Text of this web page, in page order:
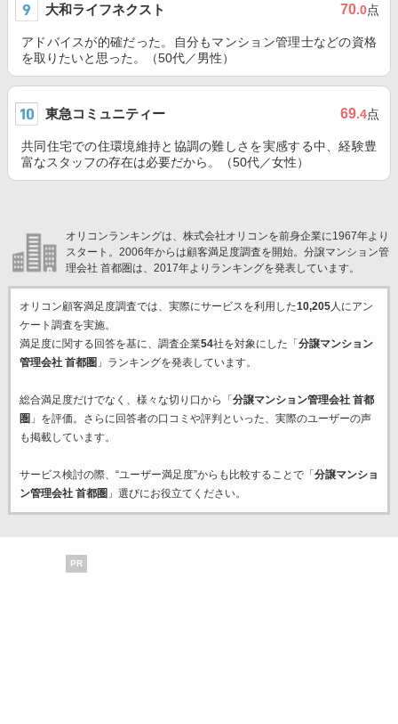
大和ライフネクスト 70.0点
アドバイスが的確だった。自分もマンション管理士などの資格
を取りたいと思った。（50代／男性）
東急コミュニティー 69.4点
共同住宅での住環境維持と協調の難しさを実感する中、経験豊
富なスタッフの存在は必要だから。（50代／女性）
オリコンランキングは、株式会社オリコンを前身企業に1967年より
スタート。2006年からは顧客満足度調査を開始。分譲マンション管
理会社 首都圏は、2017年よりランキングを発表しています。
オリコン顧客満足度調査では、実際にサービスを利用した10,205人にアン
ケート調査を実施。
満足度に関する回答を基に、調査企業54社を対象にした「 分譲マンション
管理会社 首都圏 」ランキングを発表しています。
総合満足度だけでなく、様々な切り口から「 分譲マンション管理会社 首都
圏 」を評価。さらに回答者の口コミや評判といった、実際のユーザーの声
も掲載しています。
サービス検討の際、“ユーザー満足度”からも比較することで「 分譲マンショ
ン管理会社 首都圏 」選びにお役立てください。
PR